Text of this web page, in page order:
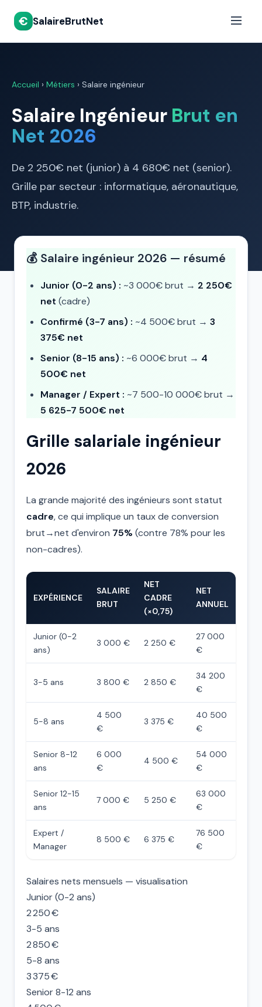
€ SalaireBrutNet
Accueil › Métiers › Salaire ingénieur
Salaire Ingénieur Brut en
Net 2026
De 2 250€ net (junior) à 4 680€ net (senior).
Grille par secteur : informatique, aéronautique,
BTP, industrie.
💰 Salaire ingénieur 2026 — résumé
Junior (0-2 ans) : ~3 000€ brut → 2 250€
net (cadre)
Confirmé (3-7 ans) : ~4 500€ brut → 3
375€ net
Senior (8-15 ans) : ~6 000€ brut → 4
500€ net
Manager / Expert : ~7 500-10 000€ brut →
5 625-7 500€ net
Grille salariale ingénieur
2026
La grande majorité des ingénieurs sont statut
cadre, ce qui implique un taux de conversion
brut→net d'environ 75% (contre 78% pour les
non-cadres).
EXPÉRIENCE
SALAIRE
BRUT
NET
CADRE
(×0,75)
NET
ANNUEL
Junior (0-2
ans)
3 000 € 2 250 €
27 000
€
3-5 ans 3 800 € 2 850 €
34 200
€
5-8 ans
4 500
€
3 375 €
40 500
€
Senior 8-12
ans
6 000
€
4 500 €
54 000
€
Senior 12-15
ans
7 000 € 5 250 €
63 000
€
Expert /
Manager
8 500 € 6 375 €
76 500
€
Salaires nets mensuels — visualisation
Junior (0-2 ans)
2 250 €
3-5 ans
2 850 €
5-8 ans
3 375 €
Senior 8-12 ans